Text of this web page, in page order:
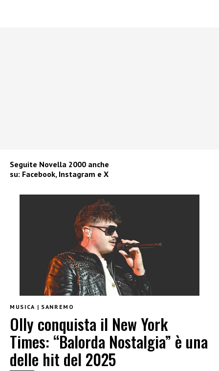
Seguite Novella 2000 anche
su: Facebook, Instagram e X
MUSICA | SANREMO
Olly conquista il New York
Times: “Balorda Nostalgia” è una
delle hit del 2025